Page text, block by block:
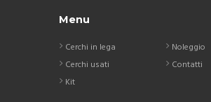
Menu
Cerchi in lega
Cerchi usati
Kit
Noleggio
Contatti